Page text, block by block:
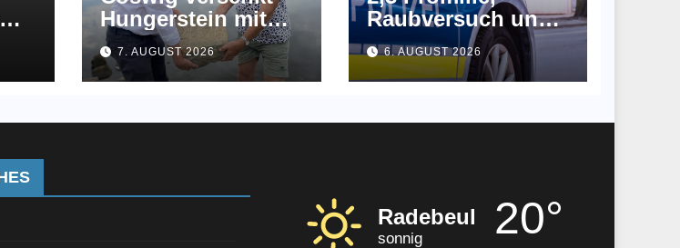
Hungerstein mit
Jahreszahl 2026 in
der Elbe
7. AUGUST 2026
Raubversuch und
E-Bike ohne
Zulassung
6. AUGUST 2026
Radebeul
sonnig 20°